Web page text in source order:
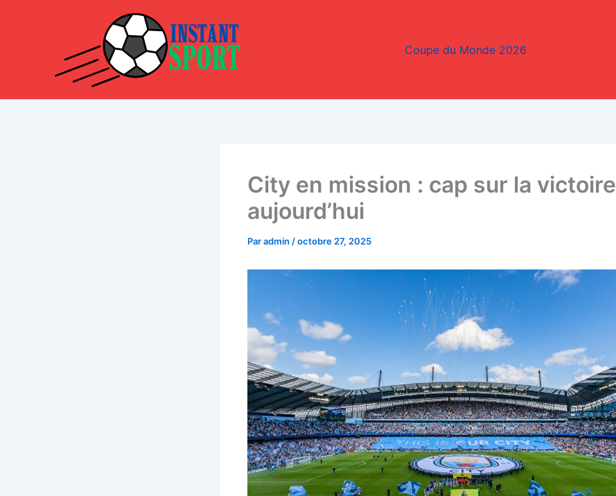
Coupe du Monde 2026
City en mission : cap sur la victoire
aujourd’hui
Paradmin /octobre 27, 2025